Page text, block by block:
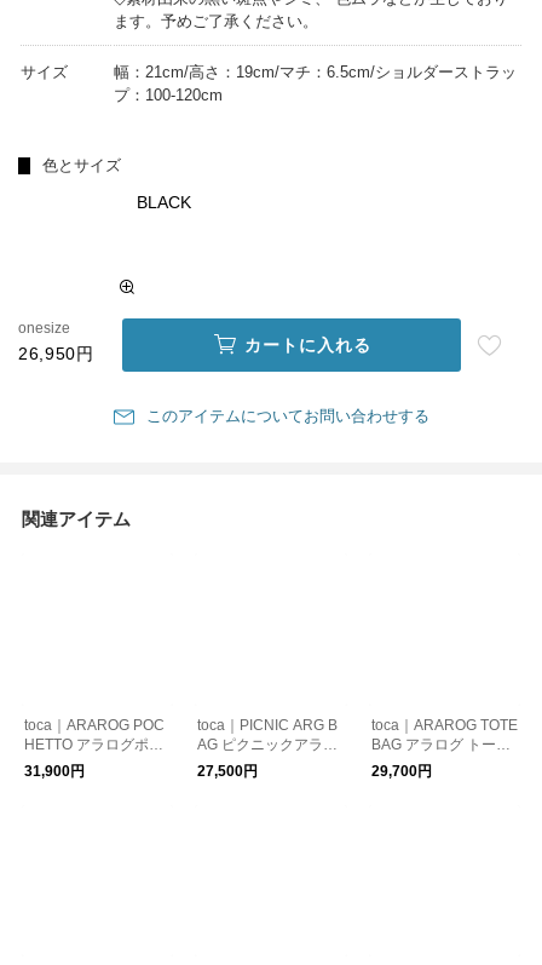
ます。予めご了承ください。
サイズ
幅：21cm/高さ：19cm/マチ：6.5cm/ショルダーストラッ
プ：100-120cm
色とサイズ
BLACK
onesize
26,950円 カートに入れる
このアイテムについてお問い合わせする
関連アイテム
toca｜ARAROG POC
HETTO アラログポシ
ェット かごバッグ シ
ョルダーバッグ 鞄 か
31,900円
toca｜PICNIC ARG B
AG ピクニックアラロ
グバッグ バッグ tc251
-05
27,500円
toca｜ARAROG TOTE
BAG アラログ トート
バッグ かごバッグ ハ
ンドバッグ 鞄 tc251-0
29,700円